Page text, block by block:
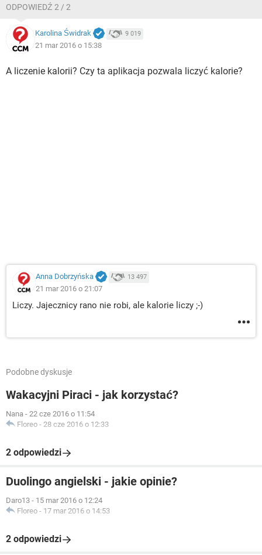
ODPOWIEDŹ 2 / 2
Karolina Świdrak 9 019
21 mar 2016 o 15:38
A liczenie kalorii? Czy ta aplikacja pozwala liczyć kalorie?
Anna Dobrzyńska 13 497
21 mar 2016 o 21:07
Liczy. Jajecznicy rano nie robi, ale kalorie liczy ;-)
Podobne dyskusje
Wakacyjni Piraci - jak korzystać?
Nana - 22 cze 2016 o 11:54
Floreo - 28 cze 2016 o 12:33
2 odpowiedzi
Duolingo angielski - jakie opinie?
Daro13 - 15 mar 2016 o 12:24
Floreo - 17 mar 2016 o 14:53
2 odpowiedzi